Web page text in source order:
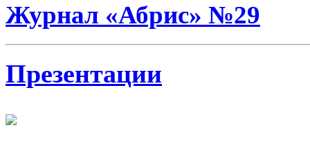
Журнал «Абрис» №29
Презентации